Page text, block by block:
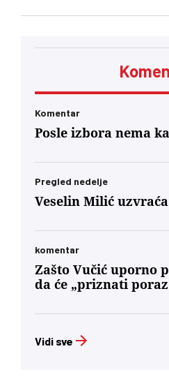
Komentar
Posle izbora nema
Pregled nedelje
Veselin Milić
komentar
Zašto Vučić uporno
da će „priznati
Vidi sve